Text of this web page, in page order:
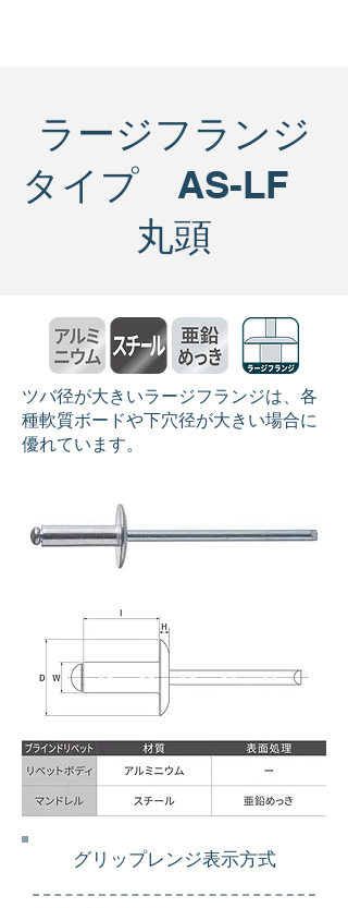
ラージフランジ
タイプ AS-LF
丸頭
ツバ径が大きいラージフランジは、各
種軟質ボードや下穴径が大きい場合に
優れています。
グリップレンジ表示方式